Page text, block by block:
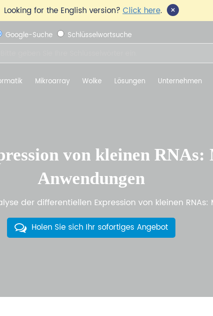
Looking for the English version?Click here. ×
Google-Suche Schlüsselwortsuche
Mikroarray Wolke Lösungen Unternehmen
von kleinen RNAs:
Anwendungen
der differentiellen Expression von kleinen
Holen Sie sich Ihr sofortiges Angebot